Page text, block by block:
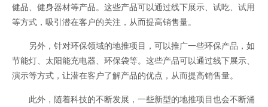
健品、健身器材等产品。这些产品可以通过线下展示、试吃、试用
等方式，吸引潜在客户的关注，从而提高销售量。
另外，针对环保领域的地推项目，可以推广一些环保产品，如
节能灯、太阳能充电器、环保袋等。这些产品可以通过线下展示、
演示等方式，让潜在客户了解产品的优点，从而提高销售量。
此外，随着科技的不断发展，一些新型的地推项目也会不断涌